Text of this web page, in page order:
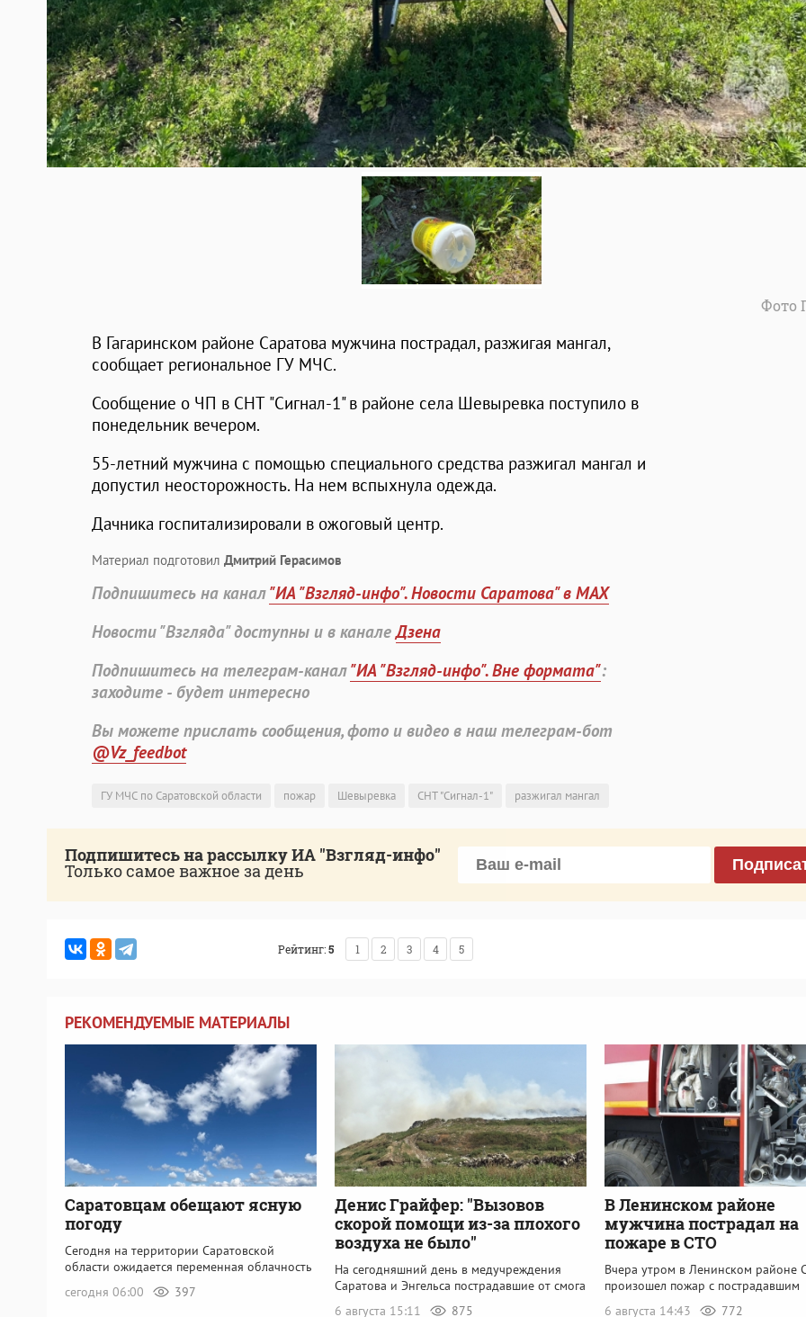
Фото
В Гагаринском районе Саратова мужчина пострадал, разжигая мангал,
сообщает региональное ГУ МЧС.
Сообщение о ЧП в СНТ "Сигнал-1" в районе села Шевыревка поступило в
понедельник вечером.
55-летний мужчина с помощью специального средства разжигал мангал и
допустил неосторожность. На нем вспыхнула одежда.
Дачника госпитализировали в ожоговый центр.
Материал подготовил Дмитрий Герасимов
Подпишитесь на канал"ИА "Взгляд-инфо". Новости Саратова" в MAX
Новости "Взгляда" доступны и в каналеДзена
Подпишитесь на телеграм-канал"ИА "Взгляд-инфо". Вне формата":
заходите - будет интересно
Вы можете прислать сообщения, фото и видео в наш телеграм-бот
@Vz_feedbot
ГУ МЧС по Саратовской области пожар Шевыревка СНТ "Сигнал-1" разжигал мангал
Подпишитесь на рассылку ИА "Взгляд-инфо"
Только самое важное за день
Рейтинг:5 1 2 3 4 5
РЕКОМЕНДУЕМЫЕ МАТЕРИАЛЫ
Саратовцам обещают ясную
погоду
Сегодня на территории Саратовской
области ожидается переменная облачность
сегодня 06:00
397
Денис Грайфер: "Вызовов
скорой помощи из-за плохого
воздуха не было"
На сегодняшний день в медучреждения
Саратова и Энгельса пострадавшие от смога
6 августа 15:11
875
В Ленинском районе
мужчина пострадал на
пожаре в СТО
Вчера утром в Ленинском районе
произошел пожар с пострадавшим
6 августа 14:43
772